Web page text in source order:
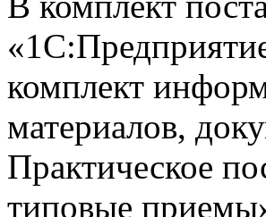
комплект
материалов,
Практическое
типовые